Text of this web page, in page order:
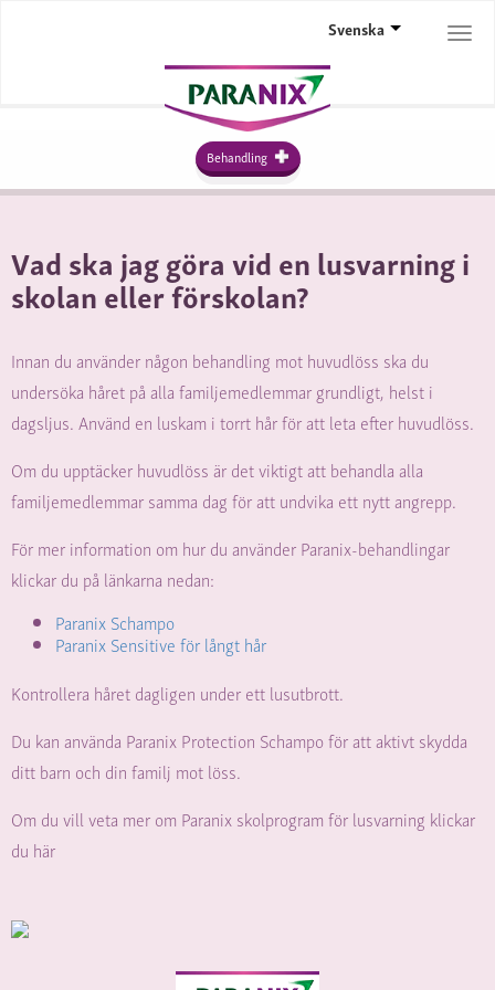
Svenska
Behandling
Vad ska jag göra vid en lusvarning i
skolan eller förskolan?
Innan du använder någon behandling mot huvudlöss ska du
undersöka håret på alla familjemedlemmar grundligt, helst i
dagsljus. Använd en luskam i torrt hår för att leta efter huvudlöss.
Om du upptäcker huvudlöss är det viktigt att behandla alla
familjemedlemmar samma dag för att undvika ett nytt angrepp.
För mer information om hur du använder Paranix-behandlingar
klickar du på länkarna nedan:
Paranix Schampo
Paranix Sensitive för långt hår
Kontrollera håret dagligen under ett lusutbrott.
Du kan använda Paranix Protection Schampo för att aktivt skydda
ditt barn och din familj mot löss.
Om du vill veta mer om Paranix skolprogram för lusvarning klickar
du här